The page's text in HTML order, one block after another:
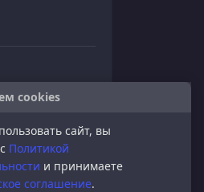
cookies
сайт, вы
Политикой
и принимаете
соглашение.